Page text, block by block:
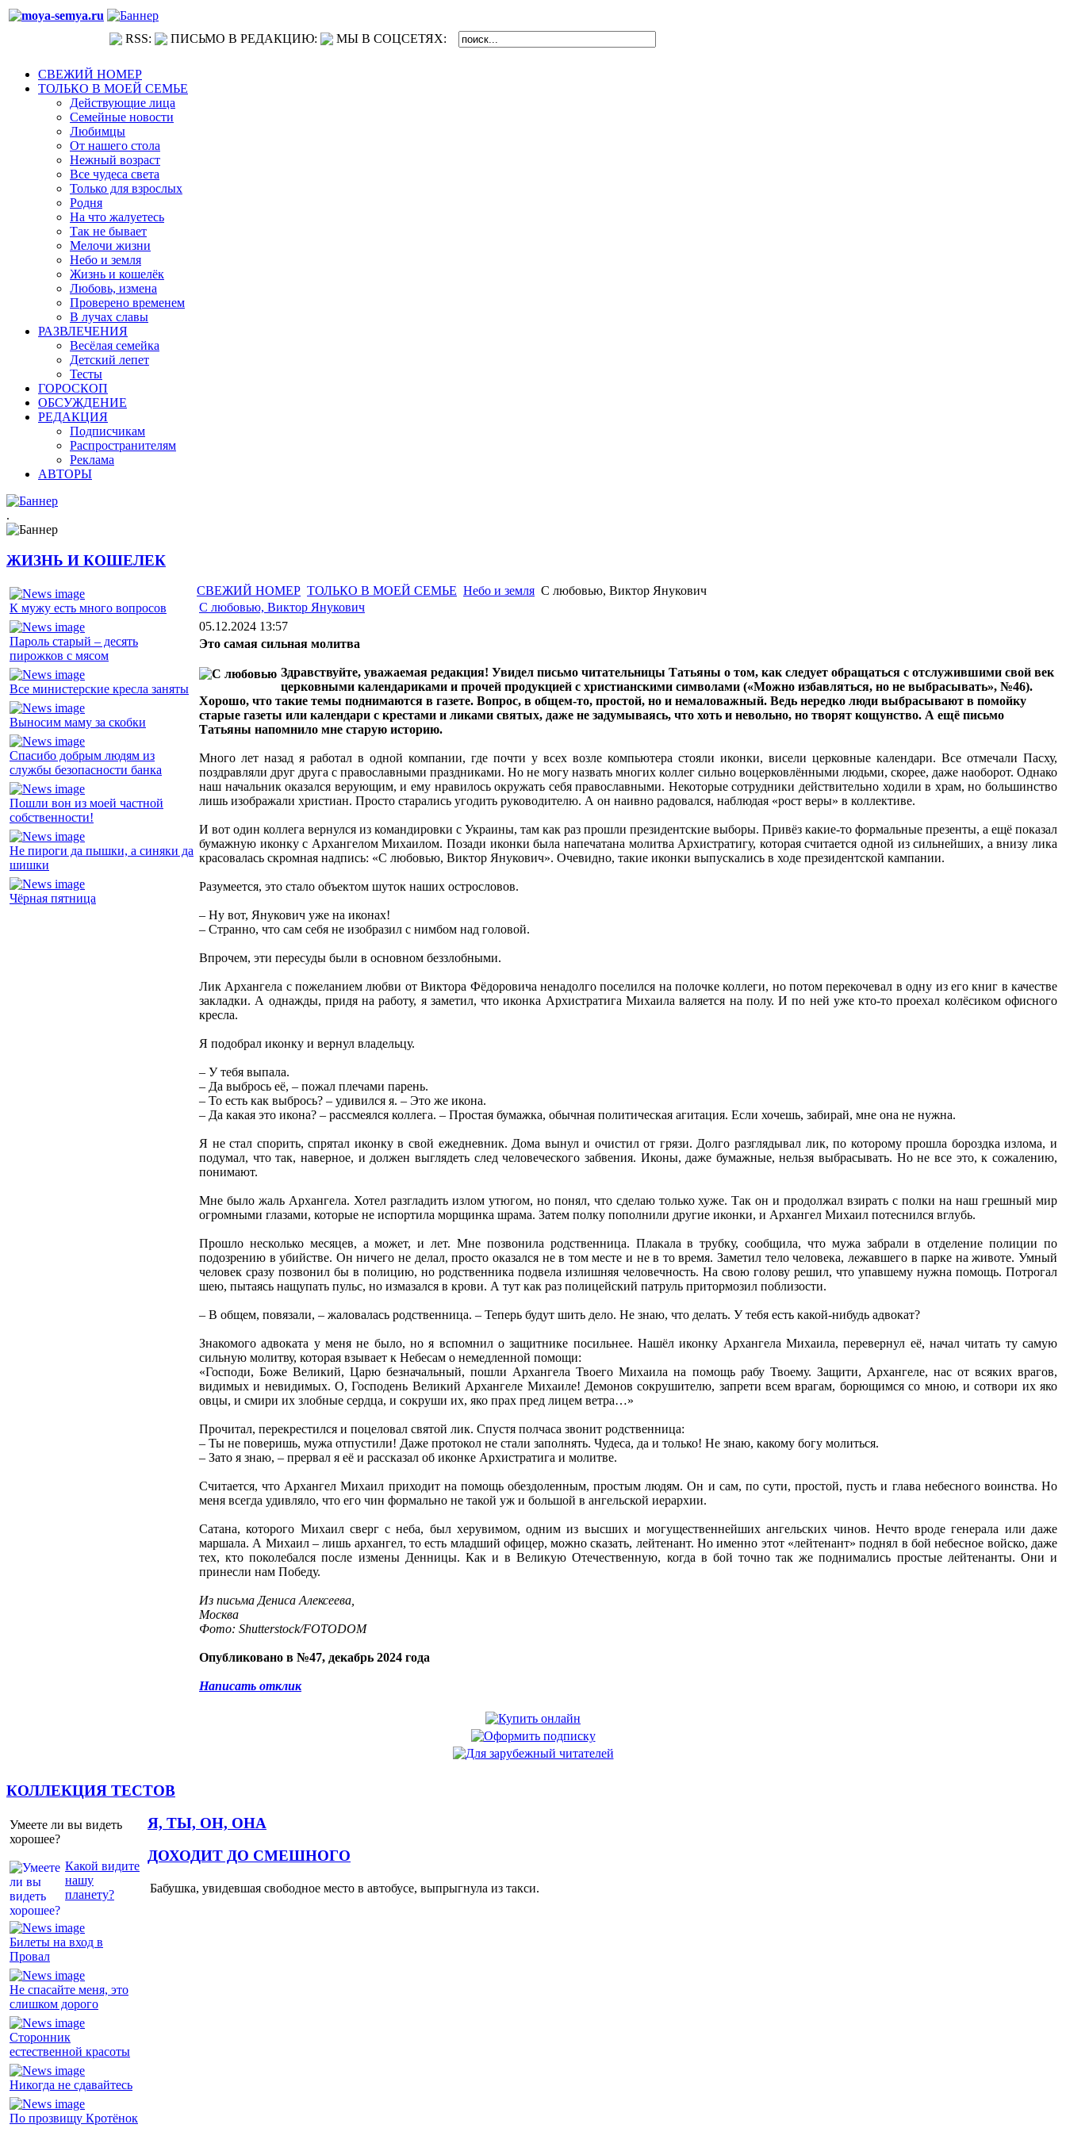
RSS: ПИСЬМО В РЕДАКЦИЮ: МЫ В СОЦСЕТЯХ:
СВЕЖИЙ НОМЕР
ТОЛЬКО В МОЕЙ СЕМЬЕ
Действующие лица
Семейные новости
Любимцы
От нашего стола
Нежный возраст
Все чудеса света
Только для взрослых
Родня
На что жалуетесь
Так не бывает
Мелочи жизни
Небо и земля
Жизнь и кошелёк
Любовь, измена
Проверено временем
В лучах славы
РАЗВЛЕЧЕНИЯ
Весёлая семейка
Детский лепет
Тесты
ГОРОСКОП
ОБСУЖДЕНИЕ
РЕДАКЦИЯ
Подписчикам
Распространителям
Реклама
АВТОРЫ
.
ЖИЗНЬ И КОШЕЛЕК
К мужу есть много вопросов
Пароль старый – десять
пирожков с мясом
Все министерские кресла заняты
Выносим маму за скобки
Спасибо добрым людям из
службы безопасности банка
Пошли вон из моей частной
собственности!
Не пироги да пышки, а синяки да
шишки
Чёрная пятница
СВЕЖИЙ НОМЕР ТОЛЬКО В МОЕЙ СЕМЬЕ Небо и земля С любовью, Виктор Янукович
С любовью, Виктор Янукович
05.12.2024 13:57
Это самая сильная молитва
Здравствуйте, уважаемая редакция! Увидел письмо читательницы Татьяны о том, как следует обращаться с отслужившими свой век
церковными календариками и прочей продукцией с христианскими символами («Можно избавляться, но не выбрасывать», №46).
Хорошо, что такие темы поднимаются в газете. Вопрос, в общем-то, простой, но и немаловажный. Ведь нередко люди выбрасывают в помойку
старые газеты или календари с крестами и ликами святых, даже не задумываясь, что хоть и невольно, но творят кощунство. А ещё письмо
Татьяны напомнило мне старую историю.
Много лет назад я работал в одной компании, где почти у всех возле компьютера стояли иконки, висели церковные календари. Все отмечали Пасху,
поздравляли друг друга с православными праздниками. Но не могу назвать многих коллег сильно воцерковлёнными людьми, скорее, даже наоборот. Однако
наш начальник оказался верующим, и ему нравилось окружать себя православными. Некоторые сотрудники действительно ходили в храм, но большинство
лишь изображали христиан. Просто старались угодить руководителю. А он наивно радовался, наблюдая «рост веры» в коллективе.
И вот один коллега вернулся из командировки с Украины, там как раз прошли президентские выборы. Привёз какие-то формальные презенты, а ещё показал
бумажную иконку с Архангелом Михаилом. Позади иконки была напечатана молитва Архистратигу, которая считается одной из сильнейших, а внизу лика
красовалась скромная надпись: «С любовью, Виктор Янукович». Очевидно, такие иконки выпускались в ходе президентской кампании.
Разумеется, это стало объектом шуток наших острословов.
– Ну вот, Янукович уже на иконах!
– Странно, что сам себя не изобразил с нимбом над головой.
Впрочем, эти пересуды были в основном беззлобными.
Лик Архангела с пожеланием любви от Виктора Фёдоровича ненадолго поселился на полочке коллеги, но потом перекочевал в одну из его книг в качестве
закладки. А однажды, придя на работу, я заметил, что иконка Архистратига Михаила валяется на полу. И по ней уже кто-то проехал колёсиком офисного
кресла.
Я подобрал иконку и вернул владельцу.
– У тебя выпала.
– Да выбрось её, – пожал плечами парень.
– То есть как выбрось? – удивился я. – Это же икона.
– Да какая это икона? – рассмеялся коллега. – Простая бумажка, обычная политическая агитация. Если хочешь, забирай, мне она не нужна.
Я не стал спорить, спрятал иконку в свой ежедневник. Дома вынул и очистил от грязи. Долго разглядывал лик, по которому прошла бороздка излома, и
подумал, что так, наверное, и должен выглядеть след человеческого забвения. Иконы, даже бумажные, нельзя выбрасывать. Но не все это, к сожалению,
понимают.
Мне было жаль Архангела. Хотел разгладить излом утюгом, но понял, что сделаю только хуже. Так он и продолжал взирать с полки на наш грешный мир
огромными глазами, которые не испортила морщинка шрама. Затем полку пополнили другие иконки, и Архангел Михаил потеснился вглубь.
Прошло несколько месяцев, а может, и лет. Мне позвонила родственница. Плакала в трубку, сообщила, что мужа забрали в отделение полиции по
подозрению в убийстве. Он ничего не делал, просто оказался не в том месте и не в то время. Заметил тело человека, лежавшего в парке на животе. Умный
человек сразу позвонил бы в полицию, но родственника подвела излишняя человечность. На свою голову решил, что упавшему нужна помощь. Потрогал
шею, пытаясь нащупать пульс, но измазался в крови. А тут как раз полицейский патруль притормозил поблизости.
– В общем, повязали, – жаловалась родственница. – Теперь будут шить дело. Не знаю, что делать. У тебя есть какой-нибудь адвокат?
Знакомого адвоката у меня не было, но я вспомнил о защитнике посильнее. Нашёл иконку Архангела Михаила, перевернул её, начал читать ту самую
сильную молитву, которая взывает к Небесам о немедленной помощи:
«Господи, Боже Великий, Царю безначальный, пошли Архангела Твоего Михаила на помощь рабу Твоему. Защити, Архангеле, нас от всяких врагов,
видимых и невидимых. О, Господень Великий Архангеле Михаиле! Демонов сокрушителю, запрети всем врагам, борющимся со мною, и сотвори их яко
овцы, и смири их злобные сердца, и сокруши их, яко прах пред лицем ветра…»
Прочитал, перекрестился и поцеловал святой лик. Спустя полчаса звонит родственница:
– Ты не поверишь, мужа отпустили! Даже протокол не стали заполнять. Чудеса, да и только! Не знаю, какому богу молиться.
– Зато я знаю, – прервал я её и рассказал об иконке Архистратига и молитве.
Считается, что Архангел Михаил приходит на помощь обездоленным, простым людям. Он и сам, по сути, простой, пусть и глава небесного воинства. Но
меня всегда удивляло, что его чин формально не такой уж и большой в ангельской иерархии.
Сатана, которого Михаил сверг с неба, был херувимом, одним из высших и могущественнейших ангельских чинов. Нечто вроде генерала или даже
маршала. А Михаил – лишь архангел, то есть младший офицер, можно сказать, лейтенант. Но именно этот «лейтенант» поднял в бой небесное войско, даже
тех, кто поколебался после измены Денницы. Как и в Великую Отечественную, когда в бой точно так же поднимались простые лейтенанты. Они и
принесли нам Победу.
Из письма Дениса Алексеева,
Москва
Фото: Shutterstock/FOTODOM
Опубликовано в №47, декабрь 2024 года
Написать отклик
КОЛЛЕКЦИЯ ТЕСТОВ
Умеете ли вы видеть
хорошее?
Какой видите
нашу
планету?
Я, ТЫ, ОН, ОНА
Билеты на вход в
Провал
Не спасайте меня, это
слишком дорого
Сторонник
естественной красоты
Никогда не сдавайтесь
По прозвищу Кротёнок
ДОХОДИТ ДО СМЕШНОГО
Бабушка, увидевшая свободное место в автобусе, выпрыгнула из такси.